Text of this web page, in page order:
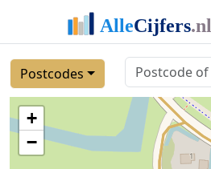
Postcodes
+
−